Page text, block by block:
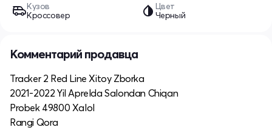
Кузов
Кроссовер
Цвет
Черный
Комментарий продавца
Tracker 2 Red Line Xitoy Zborka
2021-2022 Yil Aprelda Salondan Chiqan
Probek 49800 Xalol
Rangi Qora